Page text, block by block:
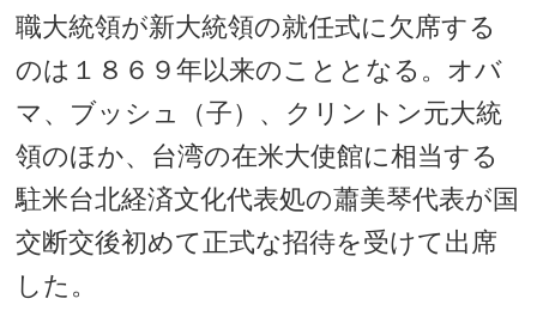
職大統領が新大統領の就任式に欠席する
のは１８６９年以来のこととなる。オバ
マ、ブッシュ（子）、クリントン元大統
領のほか、台湾の在米大使館に相当する
駐米台北経済文化代表処の蕭美琴代表が国
交断交後初めて正式な招待を受けて出席
した。